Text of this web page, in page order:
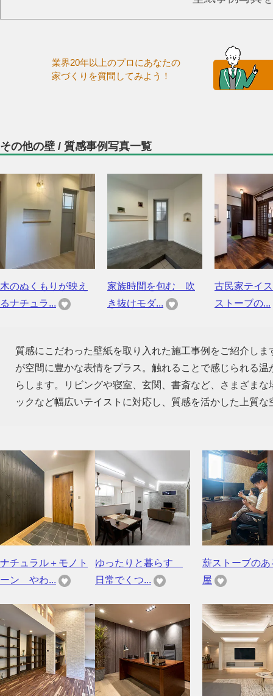
業界20年以上のプロにあなたの
家づくりを質問してみよう！
その他の壁 / 質感事例写真一覧
木のぬくもりが映え
るナチュラ...
家族時間を包む 吹
き抜けモダ...
古民家テイ
ストーブの...
質感にこだわった壁紙を取り入れた施工事例をご紹介し
が空間に豊かな表情をプラス。触れることで感じられる
らします。リビングや寝室、玄関、書斎など、さまざま
ックなど幅広いテイストに対応し、質感を活かした上質
ナチュラル＋モノト
ーン やわ...
ゆったりと暮らす
日常でくつ...
薪ストーブのあ
屋